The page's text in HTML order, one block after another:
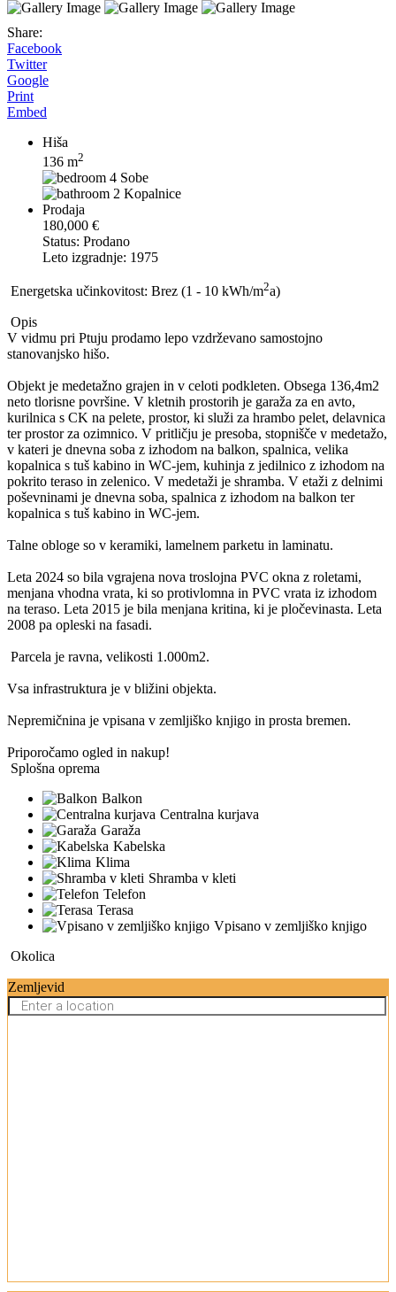
Share:
Facebook
Twitter
Google
Print
Embed
Hiša
136 m2
4 Sobe
2 Kopalnice
Prodaja
180,000 €
Status: Prodano
Leto izgradnje: 1975
Energetska učinkovitost: Brez (1 - 10 kWh/m2a)
Opis
V vidmu pri Ptuju prodamo lepo vzdrževano samostojno
stanovanjsko hišo.
Objekt je medetažno grajen in v celoti podkleten. Obsega 136,4m2
neto tlorisne površine. V kletnih prostorih je garaža za en avto,
kurilnica s CK na pelete, prostor, ki služi za hrambo pelet, delavnica
ter prostor za ozimnico. V pritličju je presoba, stopnišče v medetažo,
v kateri je dnevna soba z izhodom na balkon, spalnica, velika
kopalnica s tuš kabino in WC-jem, kuhinja z jedilnico z izhodom na
pokrito teraso in zelenico. V medetaži je shramba. V etaži z delnimi
poševninami je dnevna soba, spalnica z izhodom na balkon ter
kopalnica s tuš kabino in WC-jem.
Talne obloge so v keramiki, lamelnem parketu in laminatu.
Leta 2024 so bila vgrajena nova troslojna PVC okna z roletami,
menjana vhodna vrata, ki so protivlomna in PVC vrata iz izhodom
na teraso. Leta 2015 je bila menjana kritina, ki je pločevinasta. Leta
2008 pa opleski na fasadi.
Parcela je ravna, velikosti 1.000m2.
Vsa infrastruktura je v bližini objekta.
Nepremičnina je vpisana v zemljiško knjigo in prosta bremen.
Priporočamo ogled in nakup!
Splošna oprema
Balkon
Centralna kurjava
Garaža
Kabelska
Klima
Shramba v kleti
Telefon
Terasa
Vpisano v zemljiško knjigo
Okolica
Zemljevid